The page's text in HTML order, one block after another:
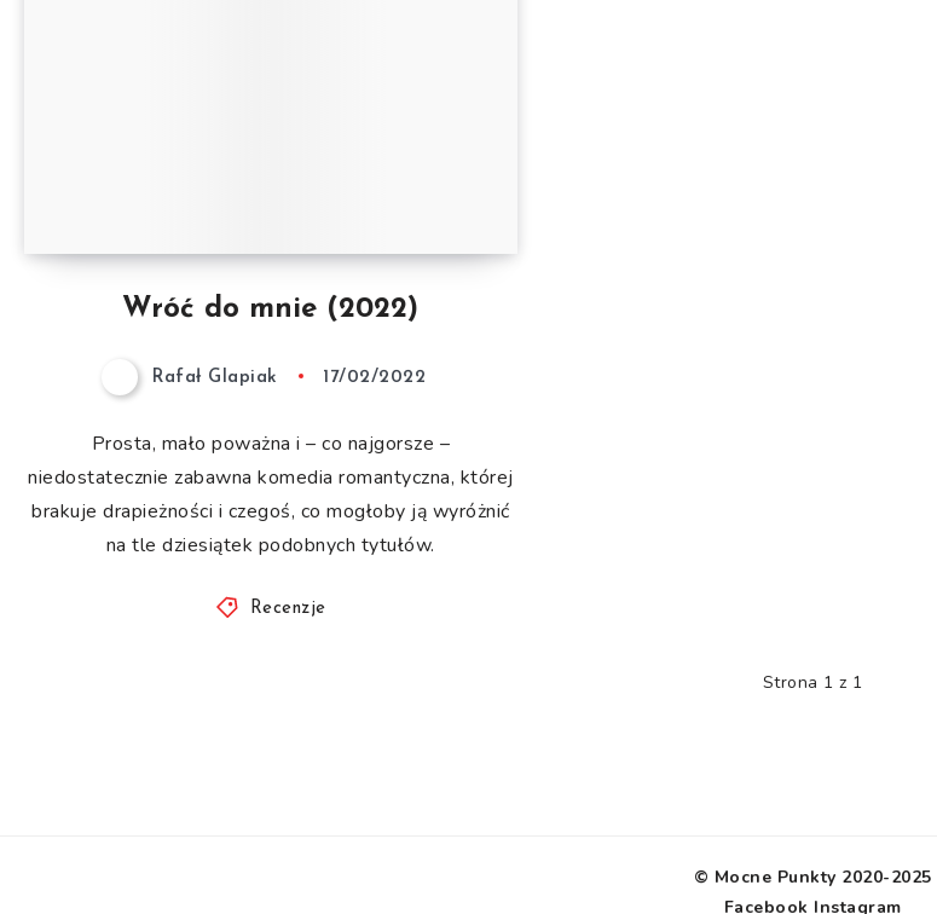
Wróć do mnie (2022)
Rafał Glapiak 17/02/2022
Prosta, mało poważna i – co najgorsze –
niedostatecznie zabawna komedia romantyczna, której
brakuje drapieżności i czegoś, co mogłoby ją wyróżnić
na tle dziesiątek podobnych tytułów.
Recenzje
Strona 1 z 1
© Mocne Punkty 2020-2025
Facebook Instagram